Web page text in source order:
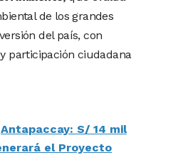
de los grandes
del país, con
participación ciudadana
Antapaccay: S/ 14 mil
el Proyecto